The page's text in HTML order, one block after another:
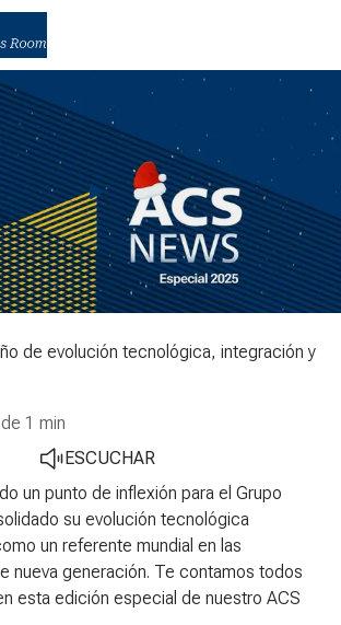
de evolución tecnológica, integración y
1 min
ESCUCHAR
un punto de inflexión para el Grupo
su evolución tecnológica
un referente mundial en las
nueva generación. Te contamos todos
esta edición especial de nuestro ACS